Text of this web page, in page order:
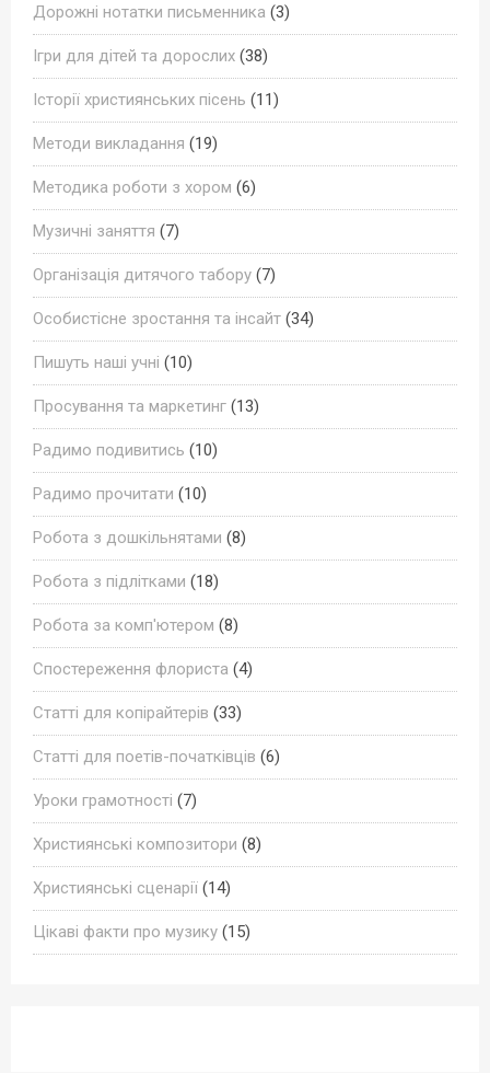
Дорожні нотатки письменника (3)
Ігри для дітей та дорослих (38)
Історії християнських пісень (11)
Методи викладання (19)
Методика роботи з хором (6)
Музичні заняття (7)
Організація дитячого табору (7)
Особистісне зростання та інсайт (34)
Пишуть наші учні (10)
Просування та маркетинг (13)
Радимо подивитись (10)
Радимо прочитати (10)
Робота з дошкільнятами (8)
Робота з підлітками (18)
Робота за комп'ютером (8)
Спостереження флориста (4)
Статті для копірайтерів (33)
Статті для поетів-початківців (6)
Уроки грамотності (7)
Християнські композитори (8)
Християнські сценарії (14)
Цікаві факти про музику (15)